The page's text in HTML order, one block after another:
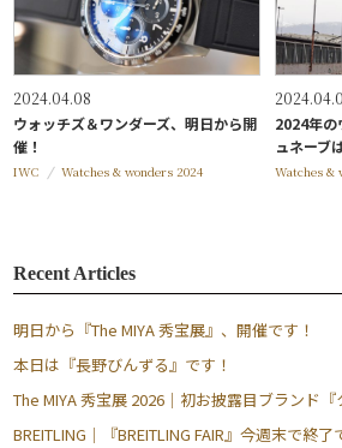
2024.04.08
ウォッチズ＆ワンダーズ、明日から開
催！
IWC Watches & wonders 2024
2024年の
ュネーブ
Watches &
Recent Articles
明日から『The MIYA 秀宝展』、開催です！
本日は『長野びんずる』です！
The MIYA 秀宝展 2026｜初お披露目ブランド『
BREITLING｜『BREITLING FAIR』今週末で終了